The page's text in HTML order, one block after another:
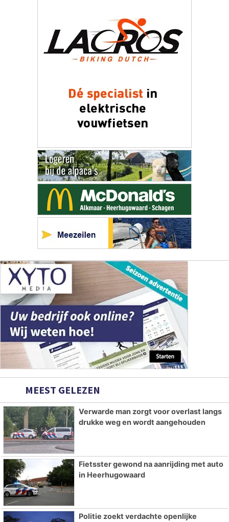
MEEST GELEZEN
Verwarde man zorgt voor overlast langs
drukke weg en wordt aangehouden
Fietsster gewond na aanrijding met auto
in Heerhugowaard
Politie zoekt verdachte openlijke